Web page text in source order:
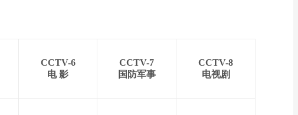
CCTV-6
电 影
CCTV-7
国防军事
CCTV-8
电视剧